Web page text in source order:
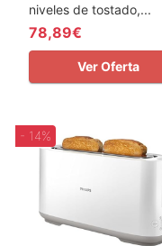
niveles de tostado,...
78,89€
Ver Oferta
- 14%